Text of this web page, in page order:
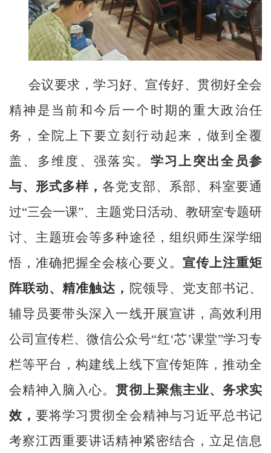
会议要求，学习好、宣传好、贯彻好全会
精神是当前和今后一个时期的重大政治任
务，全院上下要立刻行动起来，做到全覆
盖、多维度、强落实。 学习上突出全员参
与、形式多样，各党支部、系部、科室要通
过“三会一课”、主题党日活动、教研室专题研
讨、主题班会等多种途径，组织师生深学细
悟，准确把握全会核心要义。 宣传上注重矩
阵联动、精准触达， 院领导、党支部书记、
辅导员要带头深入一线开展宣讲，高效利用
公司宣传栏、微信公众号“红‘芯’课堂”学习专
栏等平台，构建线上线下宣传矩阵，推动全
会精神入脑入心。贯彻上聚焦主业、务求实
效，要将学习贯彻全会精神与习近平总书记
考察江西重要讲话精神紧密结合，立足信息